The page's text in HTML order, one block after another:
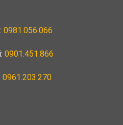
0981.056.066
0901.451.866
0961.203.270